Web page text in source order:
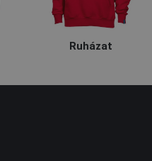
Ruházat